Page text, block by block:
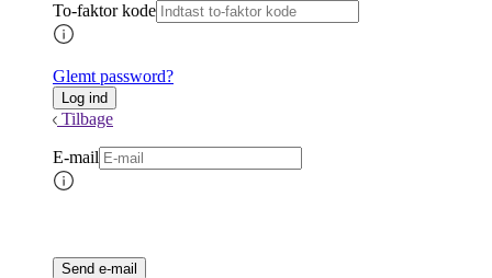
To-faktor kode
Glemt password?
Tilbage
E-mail